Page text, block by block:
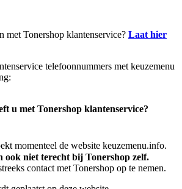
met Tonershop klantenservice? Laat hier
telefoonnummers met keuzemenu
u met Tonershop klantenservice?
momenteel de website keuzemenu.info.
ook niet terecht bij Tonershop zelf.
contact met Tonershop op te nemen.